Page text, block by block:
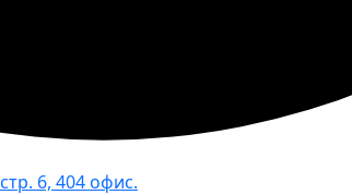
6, 404 офис.